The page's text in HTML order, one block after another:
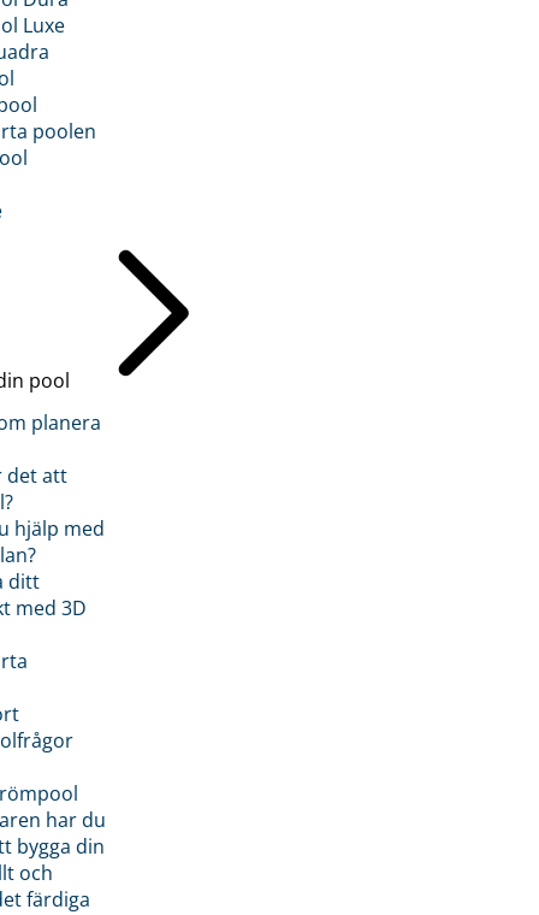
Luxe
poolen
pool
planera
det att
hjälp med
ditt
med 3D
har du
bygga din
och
färdiga